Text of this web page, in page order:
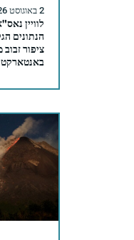
2 באוגוסט 2026
לוויין
הנתונים
ציפור